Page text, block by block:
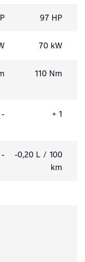
97 HP
70 kW
110 Nm
- + 1
-
-0,20 L / 100
km